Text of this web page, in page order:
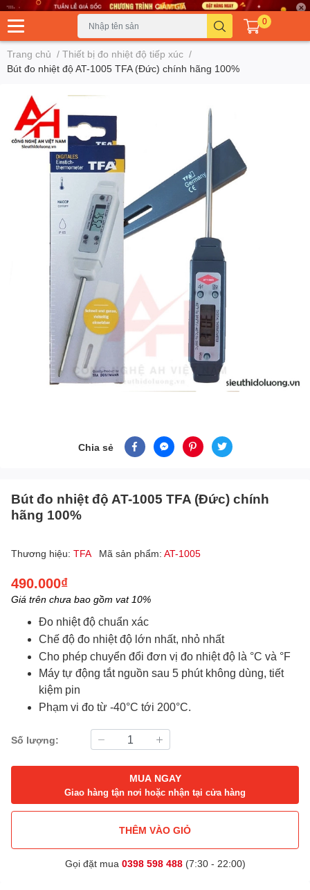
0
Trang chủ / Thiết bị đo nhiệt độ tiếp xúc /
Bút đo nhiệt độ AT-1005 TFA (Đức) chính hãng 100%
Chia sẻ
Bút đo nhiệt độ AT-1005 TFA (Đức) chính
hãng 100%
Thương hiệu: TFA Mã sản phẩm: AT-1005
490.000₫
Giá trên chưa bao gồm vat 10%
Đo nhiệt độ chuẩn xác
Chế độ đo nhiệt độ lớn nhất, nhỏ nhất
Cho phép chuyển đổi đơn vị đo nhiệt độ là °C và °F
Máy tự động tắt nguồn sau 5 phút không dùng, tiết
kiệm pin
Phạm vi đo từ -40°C tới 200°C.
Số lượng:
MUA NGAY
Giao hàng tận nơi hoặc nhận tại cửa hàng
THÊM VÀO GIỎ
Gọi đặt mua 0398 598 488(7:30 - 22:00)